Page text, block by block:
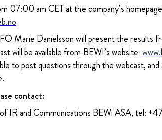
07:00 am CET at the company’s
Marie Danielsson will present the results
will be available from BEWI’s website
to post questions through the webcast,
contact:
IR and Communications BEWi ASA, tel: